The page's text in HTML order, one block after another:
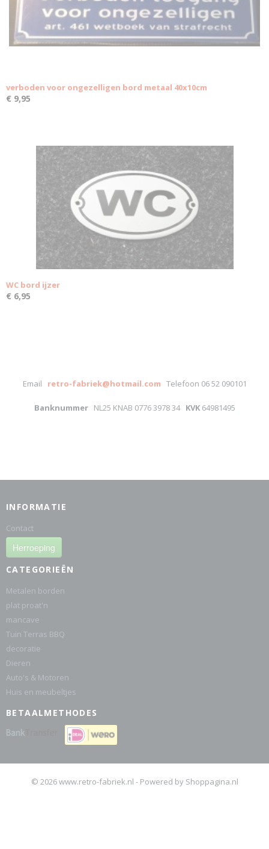
verboden voor ongezelligen bord metaal 40x10cm
€ 9,95
WC bord ijzer
€ 6,95
Email retro-fabriek@hotmail.com Telefoon 06 52 090101
Banknummer NL25 KNAB 0776 3978 34 KVK64981495
INFORMATIE
Contact
Herroeping
CATEGORIEËN
Metalen borden
plat proat'n
mancave
Tuin Terras BBQ
decoratie
Dieren
Auto's & Motoren
Huis en meubeltjes
BETAALMETHODES
© 2026 www.retro-fabriek.nl - Powered by Shoppagina.nl